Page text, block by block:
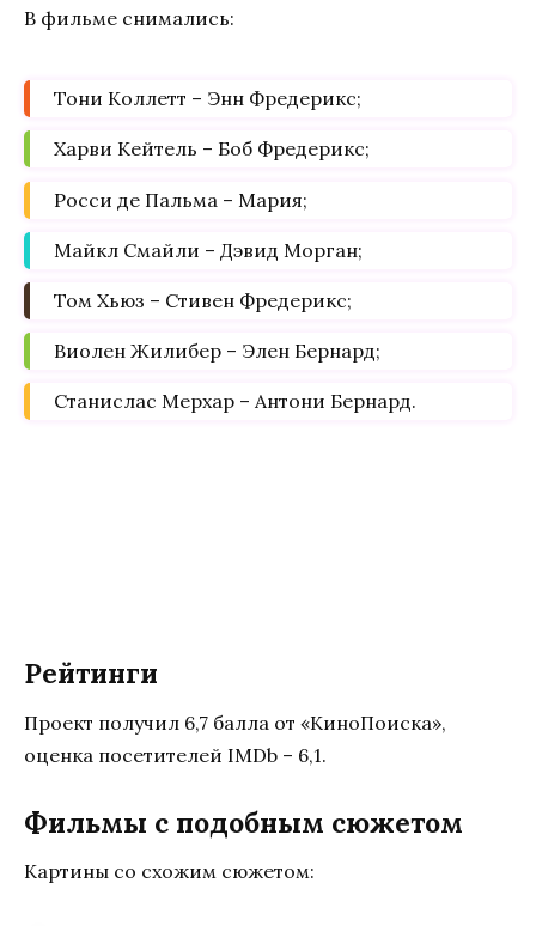
В фильме снимались:
Тони Коллетт – Энн Фредерикс;
Харви Кейтель – Боб Фредерикс;
Росси де Пальма – Мария;
Майкл Смайли – Дэвид Морган;
Том Хьюз – Стивен Фредерикс;
Виолен Жилибер – Элен Бернард;
Станислас Мерхар – Антони Бернард.
Рейтинги
Проект получил 6,7 балла от «КиноПоиска»,
оценка посетителей IMDb – 6,1.
Фильмы с подобным сюжетом
Картины со схожим сюжетом: